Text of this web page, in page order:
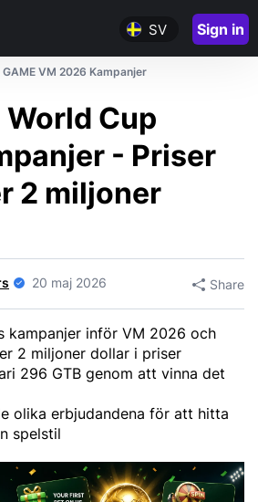
SV Sign in
GAME VM 2026 Kampanjer
World Cup
- Priser
2 miljoner
20 maj 2026 Share
kampanjer inför VM 2026 och
2 miljoner dollar i priser
296 GTB genom att vinna det
olika erbjudandena för att hitta
spelstil